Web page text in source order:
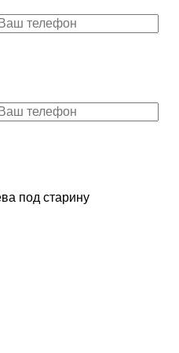
под старину